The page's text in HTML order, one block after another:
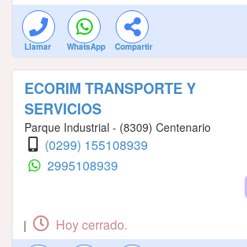
Llamar WhatsApp Compartir
ECORIM TRANSPORTE Y
SERVICIOS
Parque Industrial - (8309) Centenario
(0299) 155108939
2995108939
| Hoy cerrado.